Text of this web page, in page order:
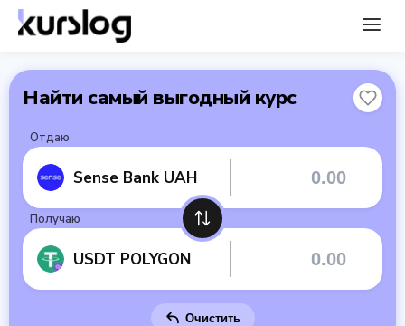
Найти самый выгодный курс
Отдаю
Sense Bank UAH
Получаю
USDT POLYGON
Очистить